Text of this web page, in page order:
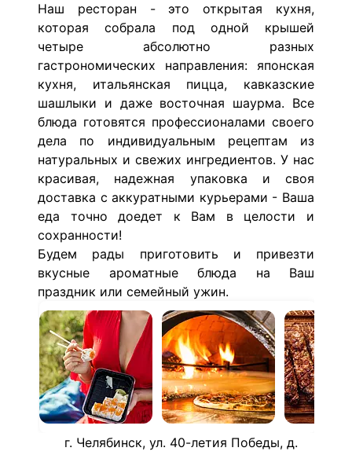
Наш ресторан - это открытая кухня,
которая собрала под одной крышей
четыре абсолютно разных
гастрономических направления: японская
кухня, итальянская пицца, кавказские
шашлыки и даже восточная шаурма. Все
блюда готовятся профессионалами своего
дела по индивидуальным рецептам из
натуральных и свежих ингредиентов. У нас
красивая, надежная упаковка и своя
доставка с аккуратными курьерами - Ваша
еда точно доедет к Вам в целости и
сохранности!
Будем рады приготовить и привезти
вкусные ароматные блюда на Ваш
праздник или семейный ужин.
г. Челябинск, ул. 40-летия Победы, д.